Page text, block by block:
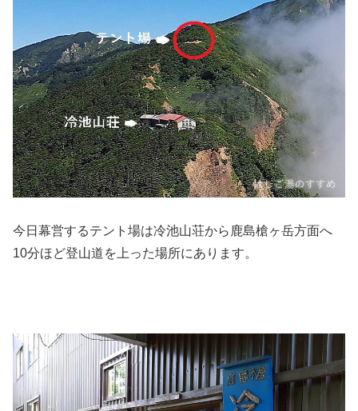
今日幕営するテント場は冷池山荘から鹿島槍ヶ岳方面へ
10分ほど登山道を上った場所にあります。